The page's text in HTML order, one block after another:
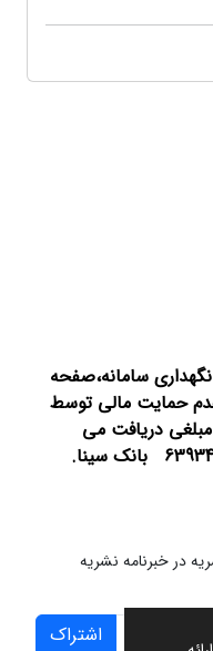
نگهداری سامانه،صفحه
حمایت مالی توسط
مبلغی دریافت می
شماره کارت 6393461041664588 بانک سینا.
در خبرنامه نشریه
اشتراک